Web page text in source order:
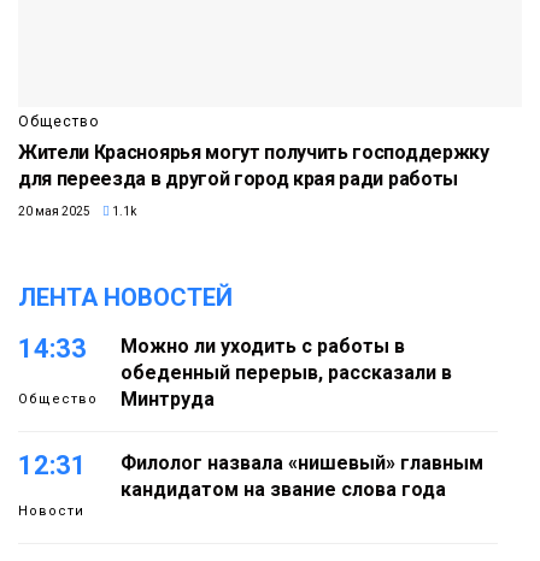
Общество
Жители Красноярья могут получить господдержку
для переезда в другой город края ради работы
20 мая 2025 1.1k
ЛЕНТА НОВОСТЕЙ
14:33
Общество
Можно ли уходить с работы в
обеденный перерыв, рассказали в
Минтруда
12:31
Новости
Филолог назвала «нишевый» главным
кандидатом на звание слова года